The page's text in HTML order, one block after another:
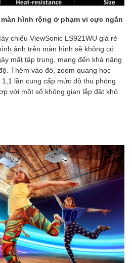
hình rộng ở phạm vi cực ngắn
chiếu ViewSonic LS921WU giá rẻ
ảnh trên màn hình sẽ không có
mất tập trung, mang đến khả năng
Thêm vào đó, zoom quang học
lần cung cấp mức độ thu phóng
với một số không gian lắp đặt khó